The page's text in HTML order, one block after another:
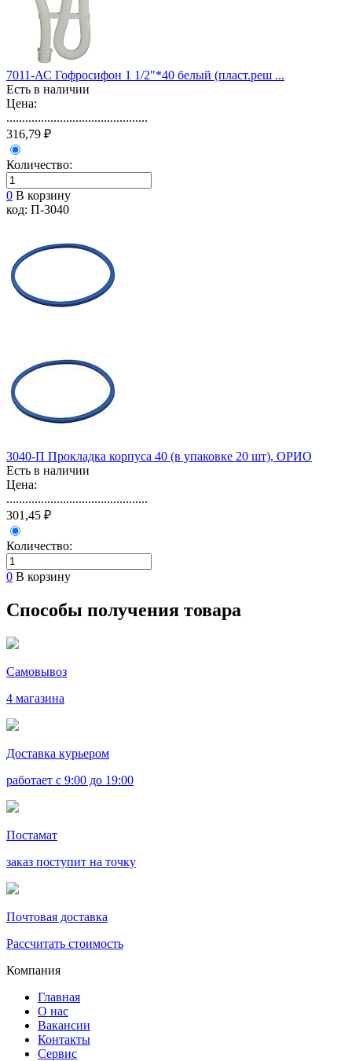
7011-АС Гофросифон 1 1/2"*40 белый (пласт.реш ...
Есть в наличии
Цена:
.............................................
316,79 ₽
Количество:
0 В корзину
код: П-3040
3040-П Прокладка корпуса 40 (в упаковке 20 шт), ОРИО
Есть в наличии
Цена:
.............................................
301,45 ₽
Количество:
0 В корзину
Способы получения товара
Самовывоз
4 магазина
Доставка курьером
работает с 9:00 до 19:00
Постамат
заказ поступит на точку
Почтовая доставка
Рассчитать стоимость
Компания
Главная
О нас
Вакансии
Контакты
Сервис